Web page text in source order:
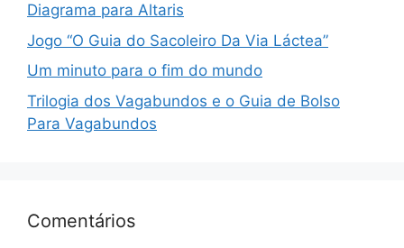
Diagrama para Altaris
Jogo “O Guia do Sacoleiro Da Via Láctea”
Um minuto para o fim do mundo
Trilogia dos Vagabundos e o Guia de Bolso
Para Vagabundos
Comentários